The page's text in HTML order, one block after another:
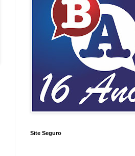
Site Seguro